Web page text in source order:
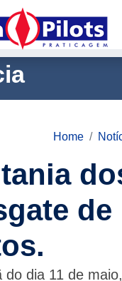
Home
do dia 11 de